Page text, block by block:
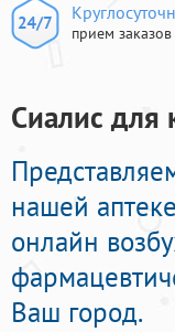
прием заказов
Сиалис для
нашей
онлайн
Ваш город.